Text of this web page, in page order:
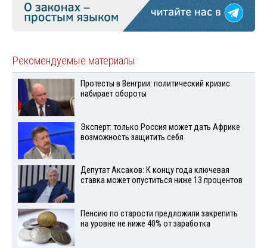
Рекомендуемые материалы
Протесты в Венгрии: политический кризис
набирает обороты
Эксперт: только Россия может дать Африке
возможность защитить себя
Депутат Аксаков: К концу года ключевая
ставка может опуститься ниже 13 процентов
Пенсию по старости предложили закрепить
на уровне не ниже 40% от заработка